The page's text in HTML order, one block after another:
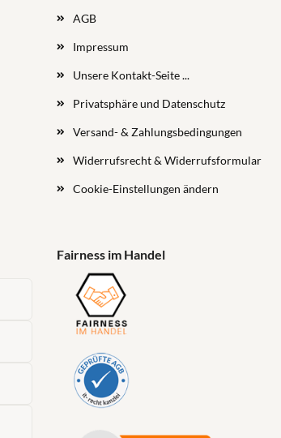
AGB
Impressum
Unsere Kontakt-Seite ...
Privatsphäre und Datenschutz
Versand- & Zahlungsbedingungen
Widerrufsrecht & Widerrufsformular
Cookie-Einstellungen ändern
Fairness im Handel